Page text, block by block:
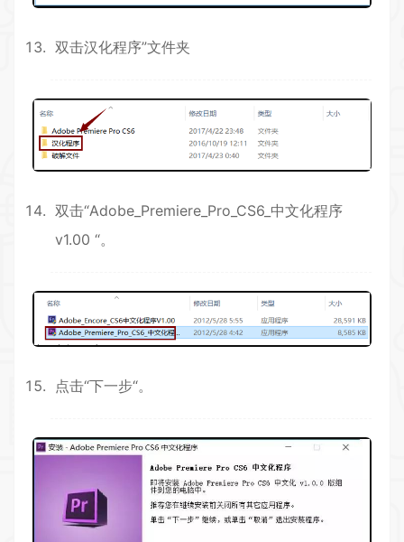
双击汉化程序”文件夹
双击“Adobe_Premiere_Pro_CS6_中文化程序
v1.00 “。
点击“下一步“。